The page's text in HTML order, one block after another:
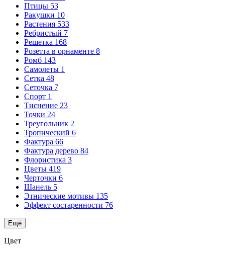
Птицы 53
Ракушки 10
Растения 533
Ребристый 7
Решетка 168
Розетта в орнаменте 8
Ромб 143
Самолеты 1
Сетка 48
Сеточка 7
Спорт 1
Тиснение 23
Точки 24
Треугольник 2
Тропический 6
Фактура 66
Фактура дерево 84
Флористика 3
Цветы 419
Черточки 6
Шанель 5
Этнические мотивы 135
Эффект состаренности 76
Ещё
Цвет